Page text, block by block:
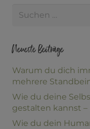
Suche
Neueste Beiträge
Warum du dich
mehrere
Wie du deine
gestalten kannst
Wie du dein